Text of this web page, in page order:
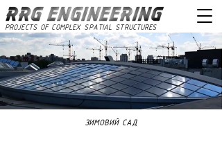
PROJECTS OF COMPLEX SPATIAL STRUCTURES
ЗИМОВИЙ САД